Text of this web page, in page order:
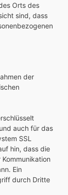
Orts des
sind, dass
der
auch für das
SSL
hin, dass die
Ein
durch Dritte